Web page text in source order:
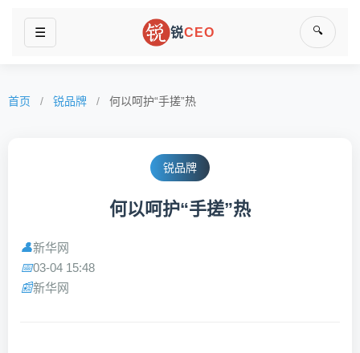
☰ 锐CEO 🔍
首页 / 锐品牌 / 何以呵护“手搓”热
锐品牌
何以呵护“手搓”热
👤新华网
📅03-04 15:48
📰新华网